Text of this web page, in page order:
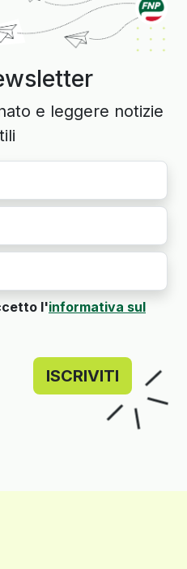
e leggere notizie
l'informativa sul
ISCRIVITI